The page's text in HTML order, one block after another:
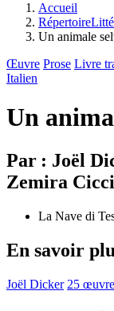
Accueil
Un animale
Œuvre Prose Livre
Italien
Un
Par : Joël
Zemira
La Nave di
En savoir
Joël Dicker 25